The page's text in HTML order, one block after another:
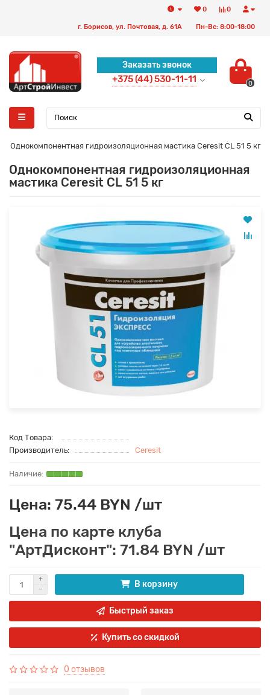
0
0
г. Борисов, ул. Почтовая, д. 61А Пн-Вс: 8:00-18:00
Заказать звонок
+375 (44) 530-11-11 0
Однокомпонентная гидроизоляционная мастика Ceresit CL 51 5 кг
Однокомпонентная гидроизоляционная
мастика Ceresit CL 51 5 кг
Код Товара:
Производитель:
Ceresit
Цена: 75.44 BYN /шт
Цена по карте клуба
"АртДисконт": 71.84 BYN /шт
В корзину
Быстрый заказ
Купить со скидкой
0 отзывов